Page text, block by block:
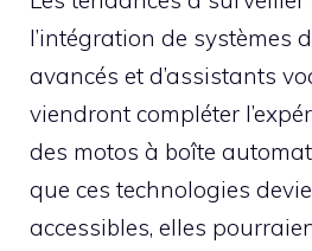
l’intégration de systèmes
avancés et d’assistants
viendront compléter
des motos à boîte
que ces technologies
accessibles, elles